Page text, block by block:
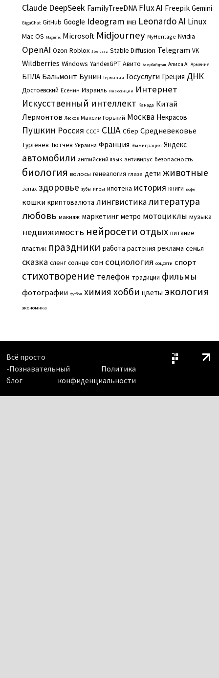
Claude DeepSeek FamilyTreeDNA Flux AI Freepik Gemini
GigaChat GitHub Google Ideogram IMEI Leonardo AI Linux
Mac OS Magnific Microsoft Midjourney MyHeritage Nvidia
OpenAI Ozon Roblox SberJazz Stable Diffusion Telegram VK
Wildberries Windows YandexGPT Авито Азербайджан Алиса AI Армения
БПЛА Бальмонт Бунин Германия Госуслуги Греция ДНК
Достоевский Есенин Израиль Инвестиции Интернет
Искусственный интеллект Канада Китай
Лермонтов Лесков Максим Горький Москва Некрасов
Пушкин Россия СССР США Сбер Средневековье
Тургенев Тютчев Украина Франция Эммиграция Яндекс
автомобили английский язык антивирус безопасность
биология волосы генеалогия глаза дети животные
запах здоровье зубы игры ипотека история книги кофе
кошки криптовалюта лингвистикалитература
любовь макияж маркетинг метро мотоциклы музыка
недвижимость нейросети отдых питание
пластик праздники работа растения реклама семья
сказка сленг солнце сон социология соцсети спорт
стихотворение телефон традиции фильмы
фотографии футбол химия хобби цветы экология
экономика
Всё просто
-Познавательный
блог
Политика
конфиденциальности